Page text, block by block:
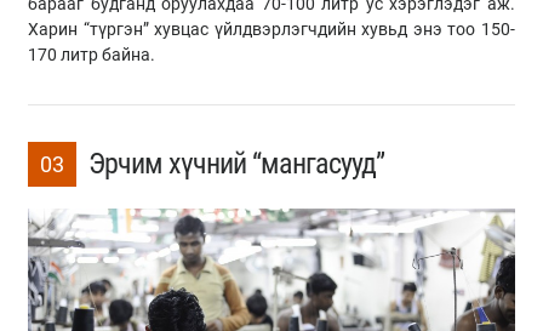
Харин “түргэн” хувцас үйлдвэрлэгчдийн хувьд энэ тоо 150-
170 литр байна.
03 Эрчим хүчний “мангасууд”